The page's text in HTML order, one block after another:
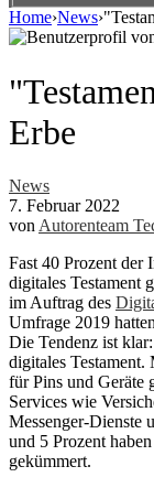
Home›News›
Erbe
News
7. Februar 2022
von Autorenteam
Fast 40 Prozent der
digitales Testament
im Auftrag des
Umfrage 2019
Die Tendenz ist
digitales
für Pins und Geräte
Services wie
Messenger-Dienste
und 5 Prozent
gekümmert.